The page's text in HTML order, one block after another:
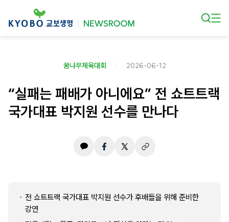
꿈나무체육대회 2026-06-12
“실패는 패배가 아니에요” 전 쇼트트랙
국가대표 박지원 선수를 만나다
전 쇼트트랙 국가대표 박지원 선수가 후배들을 위해 준비한
강연